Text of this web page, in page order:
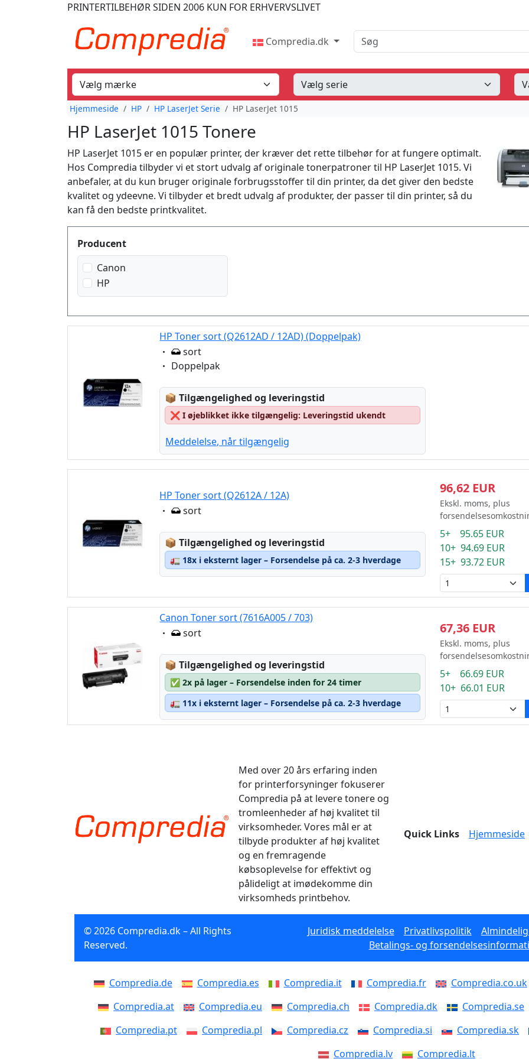
PRINTERTILBEHØRSIDEN 2006 KUN FOR ERHVERVSLIVET
Compredia.dk Søg
Hjemmeside HP HP LaserJet Serie HP LaserJet 1015
HP LaserJet 1015 Tonere
HP LaserJet 1015 er en populær printer, der kræver det rette tilbehør for at fungere optimalt.
Hos Compredia tilbyder vi et stort udvalg af originale tonerpatroner til HP LaserJet 1015. Vi
anbefaler, at du kun bruger originale forbrugsstoffer til din printer, da det giver den bedste
kvalitet og ydeevne. Vi tilbyder et bredt udvalg af produkter, der passer til din printer, så du
kan få den bedste printkvalitet.
Produktfilter
Producent
Canon
HP
HP Toner sort (Q2612AD / 12AD) (Doppelpak)
Eigenschaft:
sort
Eigenschaft:
Doppelpak
📦Lagerstatus:
Tilgængelighed og leveringstid
❌ I øjeblikket ikke tilgængelig: Leveringstid ukendt
Meddelelse, når tilgængelig
HP Toner sort (Q2612A / 12A)
Eigenschaft:
sort
📦Lagerstatus:
Tilgængelighed og leveringstid
🚛 18x i eksternt lager – Forsendelse på ca. 2-3 hverdage
96,62 EUR
Ekskl. moms, plus
5+ 95.65 EUR
10+ 94.69 EUR
15+ 93.72 EUR
Canon Toner sort (7616A005 / 703)
Eigenschaft:
sort
📦Lagerstatus:
Tilgængelighed og leveringstid
✅ 2x på lager – Forsendelse inden for 24 timer
🚛 11x i eksternt lager – Forsendelse på ca. 2-3 hverdage
67,36 EUR
Ekskl. moms, plus
5+ 66.69 EUR
10+ 66.01 EUR
Med over 20 års erfaring inden
for printerforsyninger fokuserer
Compredia på at levere tonere og
tromleenheder af høj kvalitet til
virksomheder. Vores mål er at
tilbyde produkter af høj kvalitet
og en fremragende
købsoplevelse for effektivt og
pålideligt at imødekomme din
virksomheds printbehov.
Quick Links Hjemmeside
© 2026 Compredia.dk – All Rights
Reserved.
Juridisk meddelelse Privatlivspolitik
Betalings- og
Compredia.de Compredia.es Compredia.it Compredia.fr
Compredia.co.uk
Compredia.at
Compredia.eu Compredia.ch Compredia.dk
Compredia.se
Compredia.pt
Compredia.pl Compredia.cz Compredia.si
Compredia.sk
Compredia.lv
Compredia.lt